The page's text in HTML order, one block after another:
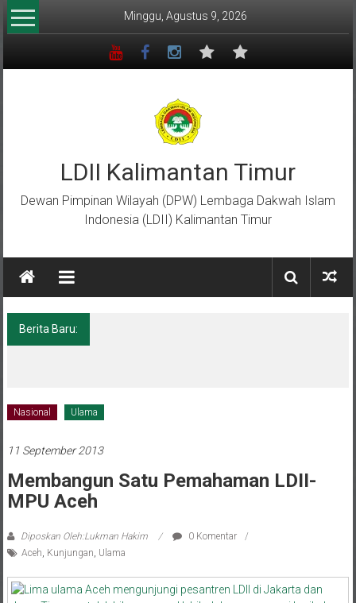
Lompat
ke
Minggu, Agustus 9, 2026
LDII Kalimantan Timur
Dewan Pimpinan Wilayah (DPW) Lembaga Dakwah Islam
Indonesia (LDII) Kalimantan Timur
Berita Baru:
Membangun Satu Pemahaman LDII-
MPU Aceh
Aceh,Kunjungan,Ulama